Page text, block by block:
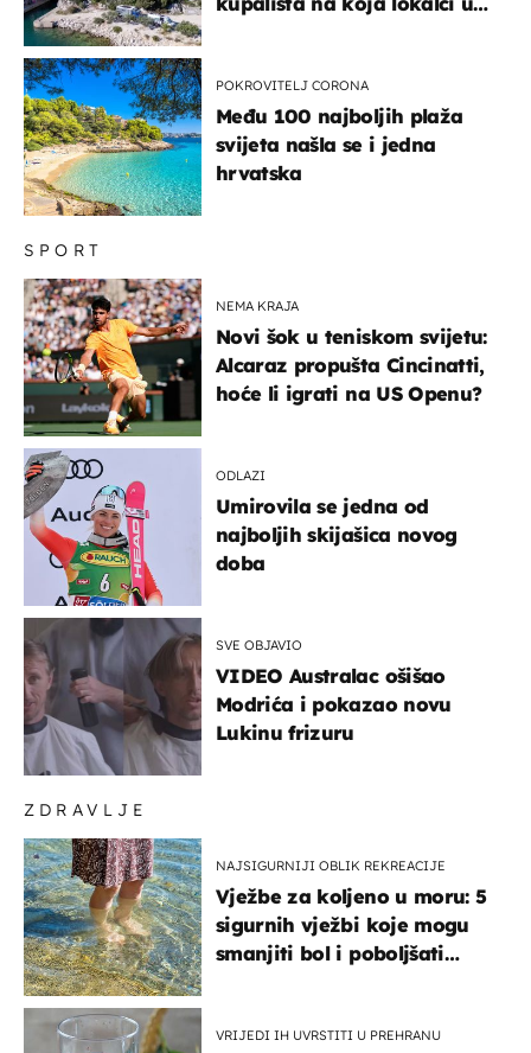
ZDRAVLJE
NAJSIGURNIJI OBLIK REKREACIJE
Vježbe za koljeno u moru: 5
sigurnih vježbi koje mogu
smanjiti bol i poboljšati
VRIJEDI IH UVRSTITI U PREHRANU
SPORT
NEMA KRAJA
Novi šok u teniskom svijetu:
Alcaraz propušta Cincinatti,
hoće li igrati na US Openu?
ODLAZI
Umirovila se jedna od
najboljih skijašica novog
doba
SVE OBJAVIO
VIDEO Australac ošišao
Modrića i pokazao novu
Lukinu frizuru
POKROVITELJ CORONA
Među 100 najboljih plaža
svijeta našla se i jedna
hrvatska